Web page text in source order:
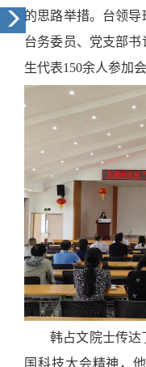
的思路举措。台领导
台务委员、党支部
生代表150余人参加
韩占文院士传达
国科技大会精神，